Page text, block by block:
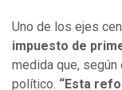
Uno de los ejes
impuesto de
medida que,
político. “Esta